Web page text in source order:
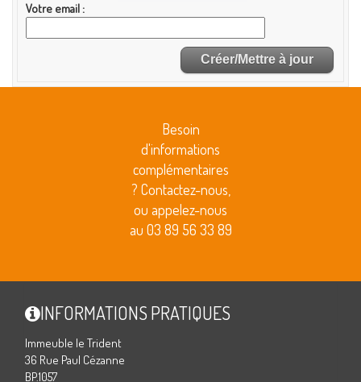
Votre email
Besoin
d'informations
complémentaires
? Contactez-nous,
ou appelez-nous
au 03 89 56 33 89
INFORMATIONS PRATIQUES
Immeuble le Trident
36 Rue Paul Cézanne
BP.1057